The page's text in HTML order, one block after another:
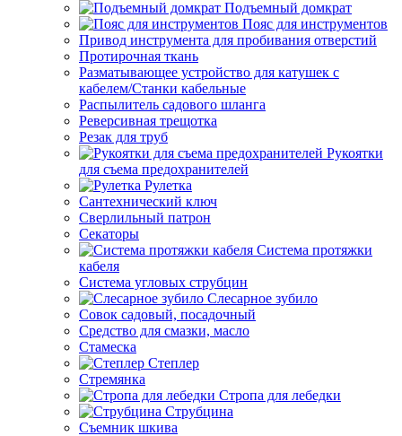
Подъемный домкрат
Пояс для инструментов
Привод инструмента для пробивания отверстий
Протирочная ткань
Разматывающее устройство для катушек с
кабелем/Станки кабельные
Распылитель садового шланга
Реверсивная трещотка
Резак для труб
Рукоятки
для съема предохранителей
Рулетка
Сантехнический ключ
Сверлильный патрон
Секаторы
Система протяжки
кабеля
Система угловых струбцин
Слесарное зубило
Совок садовый, посадочный
Средство для смазки, масло
Стамеска
Степлер
Стремянка
Стропа для лебедки
Струбцина
Съемник шкива